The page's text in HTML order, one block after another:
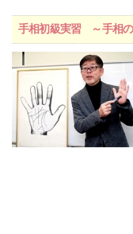
手相初級実習 ～手相の